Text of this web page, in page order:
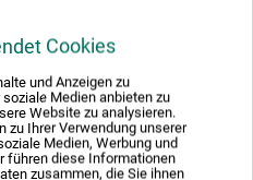
Cookies
und Anzeigen zu
Medien anbieten zu
Website zu analysieren.
zu Ihrer Verwendung unserer
Medien, Werbung und
führen diese Informationen
zusammen, die Sie ihnen
zu diesem Produkt
BEWERTEN